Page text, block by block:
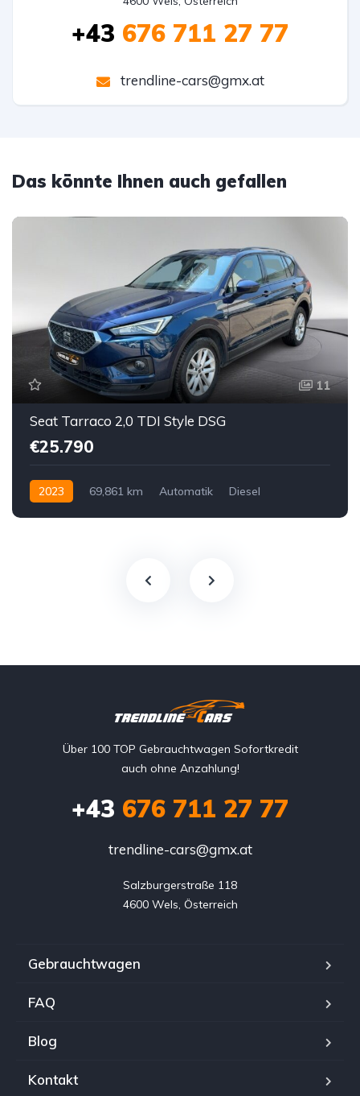
+43 676 711 27 77
trendline-cars@gmx.at
Das könnte Ihnen auch gefallen
11
Seat Tarraco 2,0 TDI Style DSG
€25.790
2023 69,861 km Automatik
Diesel
Über 100 TOP Gebrauchtwagen Sofortkredit
auch ohne Anzahlung!
+43 676 711 27 77
trendline-cars@gmx.at
Salzburgerstraße 118
4600 Wels, Österreich
Gebrauchtwagen
FAQ
Blog
Kontakt